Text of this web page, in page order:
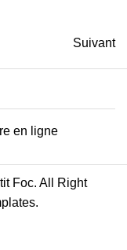
Suivant
en ligne
Foc. All Right
.